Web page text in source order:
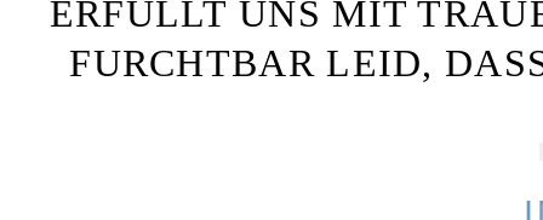
ERFÜLLT UNS MIT
FURCHTBAR LEID,